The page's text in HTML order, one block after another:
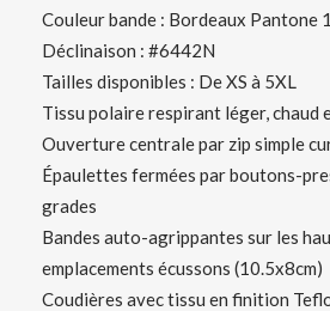
Couleur bande : Bordeaux Pantone
Déclinaison : #6442N
Tailles disponibles : De XS à 5XL
Tissu polaire respirant léger, chaud
Ouverture centrale par zip simple
Épaulettes fermées par boutons-
grades
Bandes auto-agrippantes sur les
emplacements écussons (10.5x8cm)
Coudières avec tissu en finition